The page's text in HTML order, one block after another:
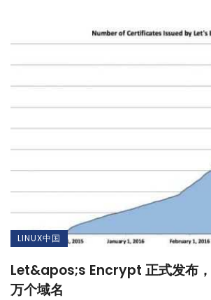
LINUX中国
Let&apos;s Encrypt 正式发布
万个域名